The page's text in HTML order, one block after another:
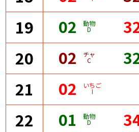
19 02 動物
D
20 02 チャ
C
21 02 いちご
I
22 01 動物
D